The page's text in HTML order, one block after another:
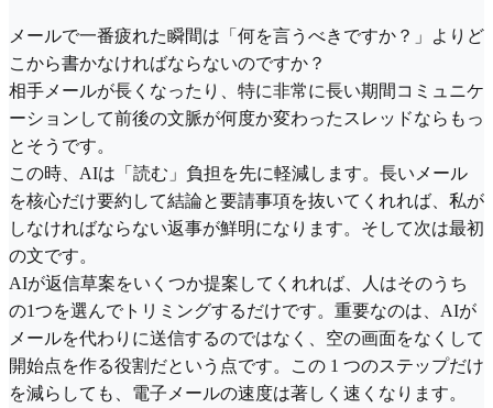
メールで一番疲れた瞬間は「何を言うべきですか？」よりど
こから書かなければならないのですか？
相手メールが長くなったり、特に非常に長い期間コミュニケ
ーションして前後の文脈が何度か変わったスレッドならもっ
とそうです。
この時、AIは「読む」負担を先に軽減します。長いメール
を核心だけ要約して結論と要請事項を抜いてくれれば、私が
しなければならない返事が鮮明になります。そして次は最初
の文です。
AIが返信草案をいくつか提案してくれれば、人はそのうち
の1つを選んでトリミングするだけです。重要なのは、AIが
メールを代わりに送信するのではなく、空の画面をなくして
開始点を作る役割だという点です。この 1 つのステップだけ
を減らしても、電子メールの速度は著しく速くなります。